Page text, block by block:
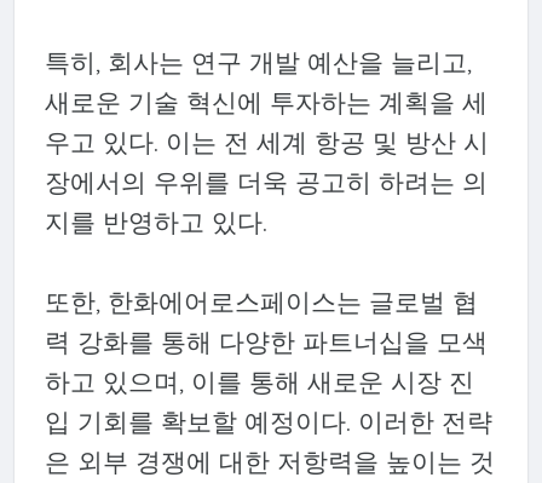
특히, 회사는 연구 개발 예산을 늘리고,
새로운 기술 혁신에 투자하는 계획을 세
우고 있다. 이는 전 세계 항공 및 방산 시
장에서의 우위를 더욱 공고히 하려는 의
지를 반영하고 있다.
또한, 한화에어로스페이스는 글로벌 협
력 강화를 통해 다양한 파트너십을 모색
하고 있으며, 이를 통해 새로운 시장 진
입 기회를 확보할 예정이다. 이러한 전략
은 외부 경쟁에 대한 저항력을 높이는 것